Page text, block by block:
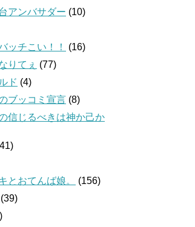
アンバサダー (10)
ッチこい！！
(16)
りてぇ (77)
ド (4)
ブッコミ宣言 (8)
信じるべきは神か己か
とおてんば娘。
(156)
(39)